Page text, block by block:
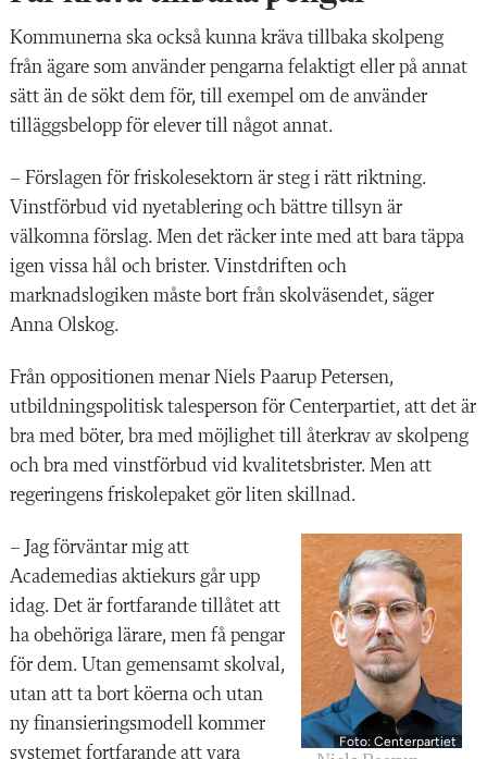
Kommunerna ska också kunna kräva tillbaka skolpeng
från ägare som använder pengarna felaktigt eller på annat
sätt än de sökt dem för, till exempel om de använder
tilläggsbelopp för elever till något annat.
– Förslagen för friskolesektorn är steg i rätt riktning.
Vinstförbud vid nyetablering och bättre tillsyn är
välkomna förslag. Men det räcker inte med att bara täppa
igen vissa hål och brister. Vinstdriften och
marknadslogiken måste bort från skolväsendet, säger
Anna Olskog.
Från oppositionen menar Niels Paarup Petersen,
utbildningspolitisk talesperson för Centerpartiet, att det är
bra med böter, bra med möjlighet till återkrav av skolpeng
och bra med vinstförbud vid kvalitetsbrister. Men att
regeringens friskolepaket gör liten skillnad.
Foto: Centerpartiet
– Jag förväntar mig att
Academedias aktiekurs går upp
idag. Det är fortfarande tillåtet att
ha obehöriga lärare, men få pengar
för dem. Utan gemensamt skolval,
utan att ta bort köerna och utan
ny finansieringsmodell kommer
systemet fortfarande att vara